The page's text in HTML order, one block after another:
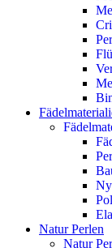
Natur Perlen
Natur